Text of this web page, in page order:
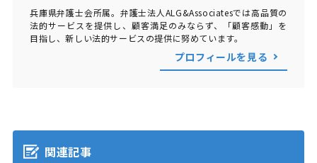
兵庫県弁護士会所属。弁護士法人ALG&Associatesでは高品質の
法的サービスを提供し、顧客満足のみならず、「顧客感動」を
目指し、新しい法的サービスの提供に努めています。
プロフィールを見る
関連記事